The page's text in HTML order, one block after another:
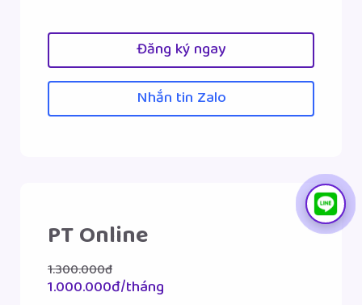
Đăng ký ngay
Nhắn tin Zalo
PT Online
1.300.000đ
1.000.000đ/tháng